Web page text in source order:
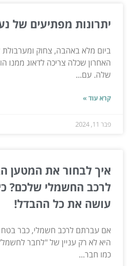
יתרונות מפתיעים של
ביום מלא באהבה, צחוק
האחרון שכלה צריכה לדאוג ממנו
שלה. עם...
קרא עוד »
פבר 11, 2024
איך לבחור את המטען
לרכב החשמלי שלכם?
עושה את כל ההבדל!
אם עברתם לרכב חשמלי, כבר בטח
היא לא רק עניין של "לחבר
כמו חבר...